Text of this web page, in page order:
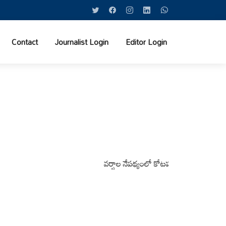
Contact Journalist Login Editor Login
వర్షాల నేపథ్యంలో కోటపల్లి, వేమనపల్లి మండలాల